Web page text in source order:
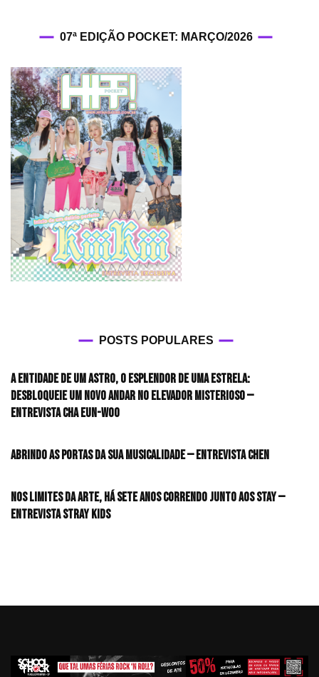
07ª EDIÇÃO POCKET: MARÇO/2026
POSTS POPULARES
A entidade de um astro, o esplendor de uma estrela:
desbloqueie um novo andar no elevador misterioso —
Entrevista CHA EUN-WOO
Abrindo as portas da sua musicalidade — Entrevista CHEN
Nos limites da arte, há sete anos correndo junto aos STAY —
Entrevista Stray Kids